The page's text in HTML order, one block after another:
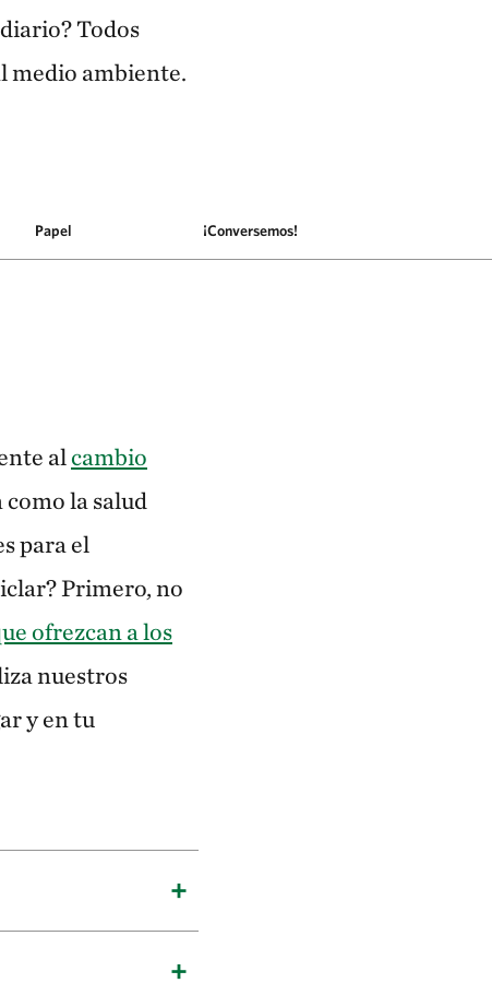
Todos
medio ambiente.
Papel ¡Conversemos!
al cambio
la salud
para el
Primero, no
ofrezcan a los
nuestros
y en tu
ahorras el